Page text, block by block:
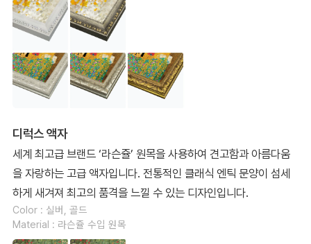
디럭스 액자
세계 최고급 브랜드 ‘라슨쥴’ 원목을 사용하여 견고함과 아름다움
을 자랑하는 고급 액자입니다. 전통적인 클래식 엔틱 문양이 섬세
하게 새겨져 최고의 품격을 느낄 수 있는 디자인입니다.
Color : 실버, 골드
Material : 라슨쥴 수입 원목